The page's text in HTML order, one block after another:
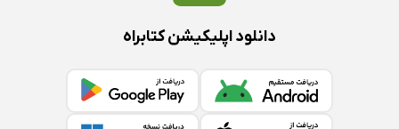
دانلود اپلیکیشن کتابراه